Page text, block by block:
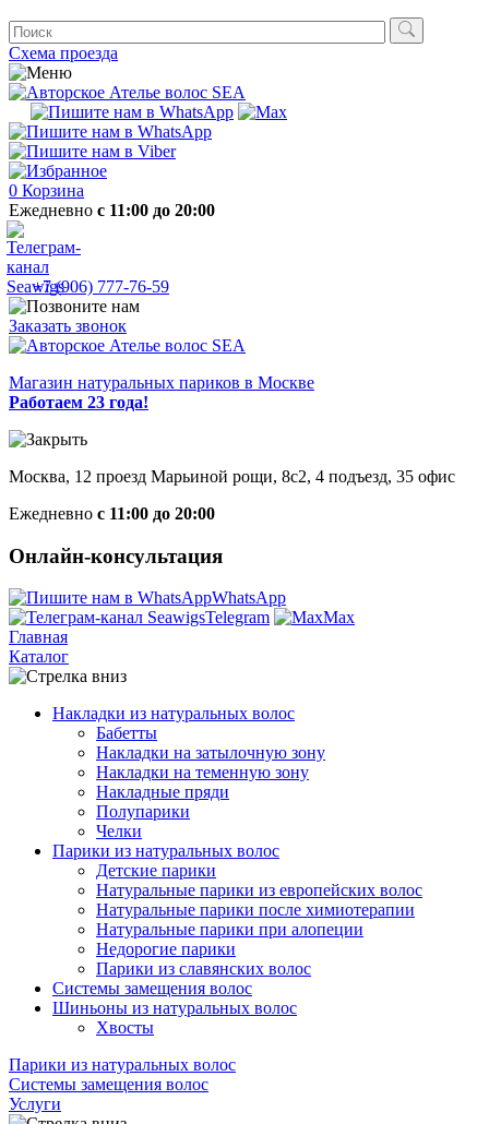
Схема проезда
0 Корзина
Ежедневно с 11:00 до 20:00
+7 (906) 777-76-59
Заказать звонок
Магазин натуральных париков в Москве
Работаем 23 года!
Москва, 12 проезд Марьиной рощи, 8с2, 4 подъезд, 35 офис
Ежедневно с 11:00 до 20:00
Онлайн-консультация
WhatsApp
Telegram
Max
Главная
Каталог
Накладки из натуральных волос
Бабетты
Накладки на затылочную зону
Накладки на теменную зону
Накладные пряди
Полупарики
Челки
Парики из натуральных волос
Детские парики
Натуральные парики из европейских волос
Натуральные парики после химиотерапии
Натуральные парики при алопеции
Недорогие парики
Парики из славянских волос
Системы замещения волос
Шиньоны из натуральных волос
Хвосты
Парики из натуральных волос
Системы замещения волос
Услуги